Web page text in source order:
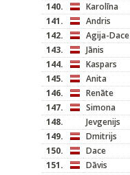
140.
Karolīna
141.
Andris
142.
Agija-Dace
143.
Jānis
144.
Kaspars
145.
Anita
146.
Renāte
147.
Simona
148.
Jevgenijs
149.
Dmitrijs
150.
Dace
151.
Dāvis